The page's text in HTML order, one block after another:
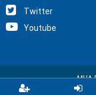
Twitter
Youtube
MUA